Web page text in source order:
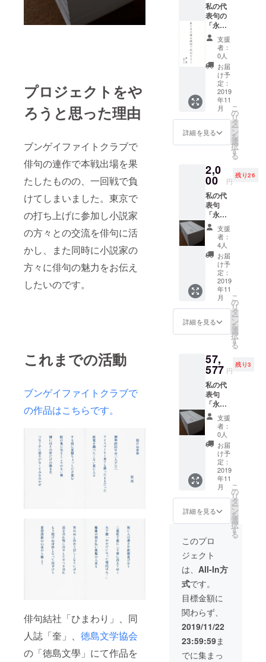
プロジェクトをや
ろうと思った理由
ブンゲイファイトクラブで
俳句の連作で本戦出場を果
たしたものの、一回戦で負
けてしまいました。東京で
の打ち上げに参加し小説家
の方々との交流を俳句に活
かし、また同時に小説家の
方々に俳句の魅力をお伝え
したいのです。
これまでの活動
ブンゲイファイトクラブで
の作品はこちらです。
俳句結社「ひまわり」、同
人誌「奎」、 徳島文学協会
の「徳島文學」にて作品を
私の代
表句の
「永き
日や僕
は地球
で死ぬ
だろ
う」の
画像を
メール
で送ら
せてい
ただき
ます。
支援
者：
0人
お届
け予
定：
2019
年11
月
詳細を見る
こ
の
リ
タ
ー
ン
を
選
択
す
る
2,0
00 円
残り26
私の代
表句
「永き
日や僕
は地球
で死ぬ
だろ
う」を
活版印
刷した
名刺サ
イズの
ものを
一枚送
らせて
す。
支援
者：
4人
お届
け予
定：
2019
年11
月
詳細を見る
こ
の
リ
タ
ー
ン
を
選
択
す
る
57,
577 円
残り3
私の代
表句
「永き
日や僕
は地球
で死ぬ
だろ
う」を
活版印
刷した
名刺サ
イズの
もの10
枚とそ
の句の
添付し
てお礼
のメー
ルを送
らせて
いただ
きま
す。
支援
者：
0人
お届
け予
定：
2019
年11
月
詳細を見る
こ
の
リ
タ
ー
ン
を
選
択
す
る
このプロ
ジェクト
は、 All-In方
式です。
目標金額に
関わらず、
2019/11/22
23:59:59ま
でに集まっ